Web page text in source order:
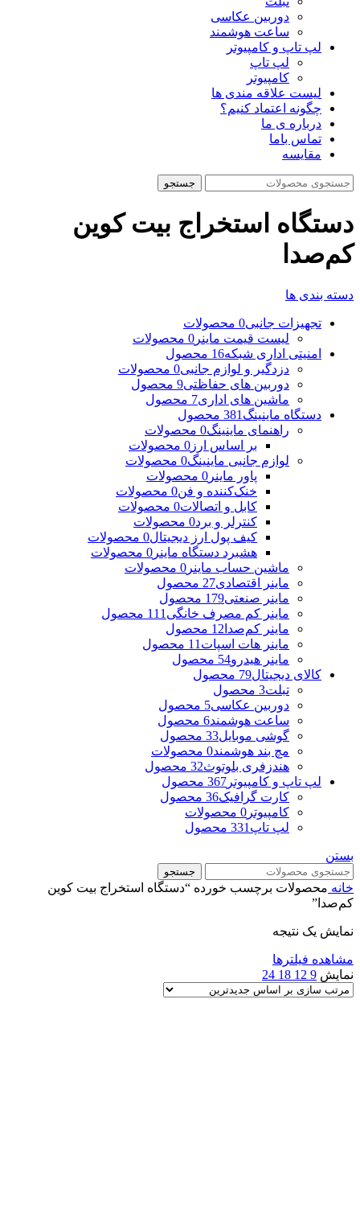
دوربین عکاسی
ساعت هوشمند
لپ تاپ و کامپیوتر
لپ تاپ
کامپیوتر
لیست علاقه مندی ها
چگونه اعتماد کنیم؟
درباره ی ما
تماس باما
مقایسه
جستجو
دستگاه استخراج بیت کوین
کم‌صدا
دسته بندی ها
تجهیزات جانبی0 محصولات
لیست قیمت ماینر 0 محصولات
امنیتی اداری شبکه16 محصول
دزدگیر و لوازم جانبی0 محصولات
دوربین های حفاظتی9 محصول
ماشین های اداری7 محصول
دستگاه ماینینگ 381 محصول
راهنمای ماینینگ0 محصولات
بر اساس ارز 0 محصولات
لوازم جانبی ماینینگ0 محصولات
پاور ماینر 0 محصولات
خنک‌کننده و فن0 محصولات
کابل و اتصالات0 محصولات
کنترلر و برد0 محصولات
کیف پول ارز دیجیتال0 محصولات
هشبرد دستگاه ماینر 0 محصولات
ماشین حساب ماینر 0 محصولات
ماینر اقتصادی27 محصول
ماینر صنعتی179 محصول
ماینر کم مصرف خانگی 111 محصول
ماینر کم‌صدا 12 محصول
ماینر هات اسپات 11 محصول
ماینر هیدرو54 محصول
کالای دیجیتال79 محصول
تبلت3 محصول
دوربین عکاسی5 محصول
ساعت هوشمند6 محصول
گوشی موبایل33 محصول
مچ بند هوشمند0 محصولات
هندزفری بلوتوث32 محصول
لپ تاپ و کامپیوتر 367 محصول
کارت گرافیک36 محصول
کامپیوتر 0 محصولات
لپ تاپ 331 محصول
بستن
جستجو
خانه محصولات برچسب خورده “دستگاه استخراج بیت کوین
کم‌صدا”
نمایش یک نتیجه
مشاهده فیلترها
نمایش 9
12
18
24